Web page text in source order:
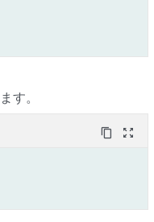
す。
content_copy zoom_out_map